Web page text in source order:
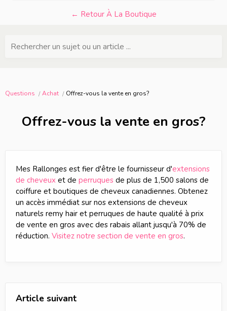
← Retour À La Boutique
Rechercher un sujet ou un article ...
Questions Achat Offrez-vous la vente en gros?
Offrez-vous la vente en gros?
Mes Rallonges est fier d'être le fournisseur d'extensions
de cheveux et de perruques de plus de 1,500 salons de
coiffure et boutiques de cheveux canadiennes. Obtenez
un accès immédiat sur nos extensions de cheveux
naturels remy hair et perruques de haute qualité à prix
de vente en gros avec des rabais allant jusqu'à 70% de
réduction. Visitez notre section de vente en gros.
Article suivant